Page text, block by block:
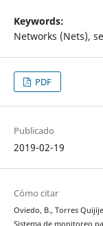
Keywords:
Networks (Nets),
PDF
Publicado
2019-02-19
Cómo citar
Oviedo, B., Torres